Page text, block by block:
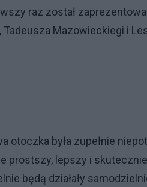
raz został
Tadeusza Mazowieckiegi i
otoczka była zupełnie
prostszy, lepszy i
będą działały